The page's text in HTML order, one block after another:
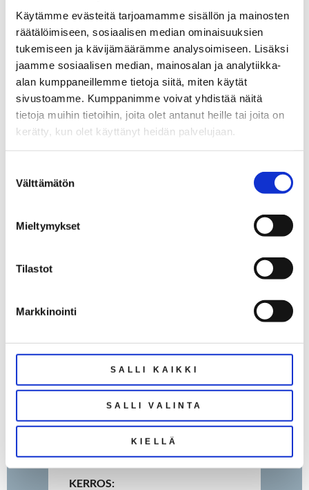
Käytämme evästeitä tarjoamamme sisällön ja mainosten
räätälöimiseen, sosiaalisen median ominaisuuksien
tukemiseen ja kävijämäärämme analysoimiseen. Lisäksi
jaamme sosiaalisen median, mainosalan ja analytiikka-
alan kumppaneillemme tietoja siitä, miten käytät
sivustoamme. Kumppanimme voivat yhdistää näitä
tietoja muihin tietoihin, joita olet antanut heille tai joita on
kerätty, kun olet käyttänyt heidän palvelujaan.
valinta
Välttämätön
Mieltymykset
Tilastot
Markkinointi
SALLI KAIKKI
SALLI VALINTA
KIELLÄ
TYYPPI:
kerrostalo
VELATON
HINTA:
428 700 €
MYYNTIHINTA:
133 076 €
2 279 €
2024
uusi
ALA:
HUONELUKU:
kolmio
KERROS: